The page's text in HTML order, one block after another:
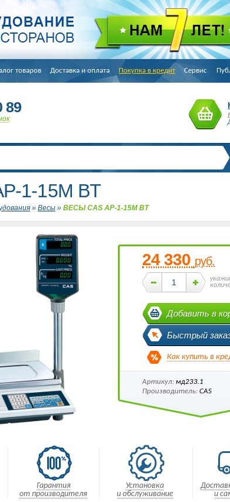
товаров Доставка и оплата Покупка в кредит Сервис
89
1-15М BT
» Весы » ВЕСЫ CAS AP-1-15М BT
24 330 руб.
Добавить в
Быстрый
Как купить в
Артикул: мд233.1
Производитель: CAS
Гарантия
от производителя
Установка
и обслуживание
и